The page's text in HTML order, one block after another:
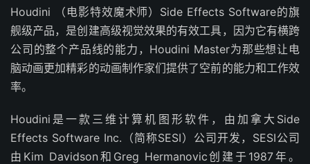
Houdini （电影特效魔术师）Side Effects Software的旗
舰级产品，是创建高级视觉效果的有效工具，因为它有横跨
公司的整个产品线的能力，Houdini Master为那些想让电
脑动画更加精彩的动画制作家们提供了空前的能力和工作效
率。
Houdini是一款三维计算机图形软件，由加拿大Side
Effects Software Inc.（简称SESI）公司开发，SESI公司
由Kim Davidson和Greg Hermanovic创建于1987年。